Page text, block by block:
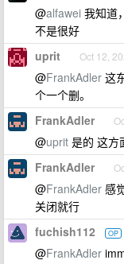
@alfawei 我知道
不是很好
uprit Oct 12,
@FrankAdler 这
个一个删。
FrankAdler
@uprit 是的 这方
FrankAdler
@FrankAdler 感
关闭就行
fuchish112 OP
@FrankAdler